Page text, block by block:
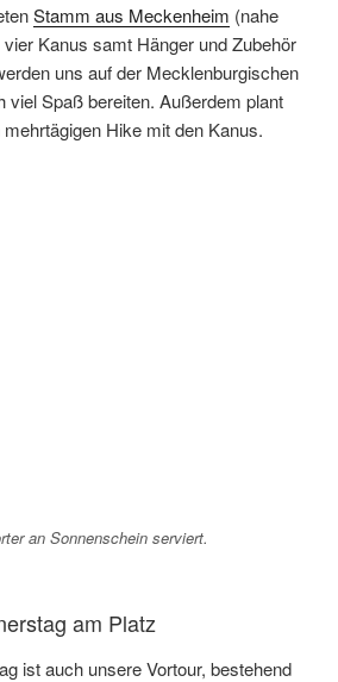
Stamm aus Meckenheim (nahe
Kanus samt Hänger und Zubehör
uns auf der Mecklenburgischen
viel Spaß bereiten. Außerdem plant
mehrtägigen Hike mit den Kanus.
an Sonnenschein serviert.
am Platz
ist auch unsere Vortour, bestehend